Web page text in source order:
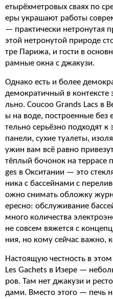
етырёхметровых сваях по
еры украшают работы
— практически нетронутая
этой нетронутой природе
тре Парижа, и гости в
рамные окна с джакузи.
Однако есть и более
демократичный в контексте
льно. Coucoo Grands Lacs в
ы на воде, построенные без
тельно серьёзно подходят
панели, сухие туалеты,
ужин вам всё равно
тёплый бочонок на террасе
ges в Окситании — это
ника с бассейнами с
ожно снимать обложку
ересно: обслуживание
много количества
не совсем вяжется с
ния, но кому сейчас важно,
Настоящую честность в
Les Gachets в Изере —
ров. Там нет джакузи и
дами. Вместо этого — печь